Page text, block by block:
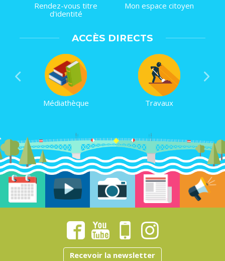
Rendez-vous titre
d'identité
Mon espace citoyen
ACCÈS DIRECTS
Médiathèque Travaux
Recevoir la newsletter